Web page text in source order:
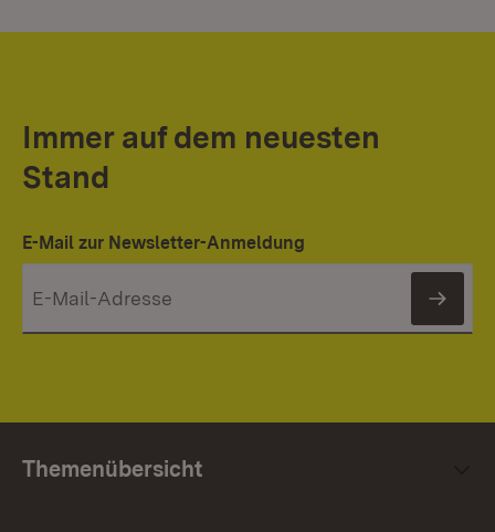
Immer auf dem neuesten
Stand
E-Mail zur Newsletter-Anmeldung
Themenübersicht